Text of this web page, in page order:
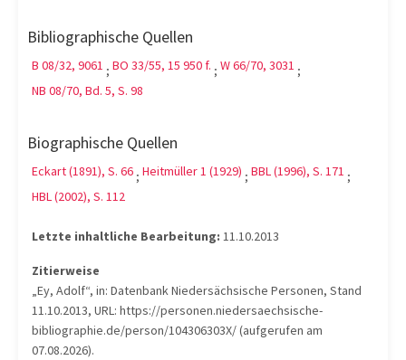
Bibliographische Quellen
B 08/32, 9061 ; BO 33/55, 15 950 f. ; W 66/70, 3031 ;
NB 08/70, Bd. 5, S. 98
Biographische Quellen
Eckart (1891), S. 66 ; Heitmüller 1 (1929) ; BBL (1996), S. 171 ;
HBL (2002), S. 112
Letzte inhaltliche Bearbeitung: 11.10.2013
Zitierweise
„Ey, Adolf“, in: Datenbank Niedersächsische Personen, Stand
11.10.2013, URL: https://personen.niedersaechsische-
bibliographie.de/person/104306303X/ (aufgerufen am
07.08.2026).